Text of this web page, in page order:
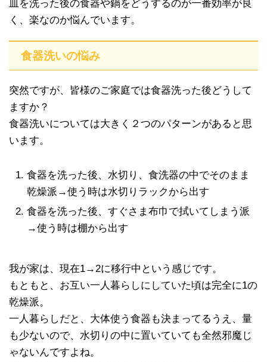
皿を洗った後の食器や鍋をどうするのが一番効率が良
く、楽なのか悩んでいます。
食器洗いの悩み
突然ですが、皆様のご家庭では食器洗った後どうして
ますか？
食器洗いについては大きく２つのパターンがあると思
います。
食器を洗った後、水切り、食洗器の中でそのまま
乾燥派→使う時は水切りラックから出す
食器を洗った後、すぐさま布巾で拭いてしまう派
→使う時は棚から出す
我が家は、現在1→2に移行中という感じです。
もともと、お互い一人暮らしにしていた頃は完全に1の
乾燥派。
一人暮らしだと、大体使う食器も決まってるうえ、量
も少ないので、水切りの中に置いていても全然邪魔じ
ゃないんですよね。